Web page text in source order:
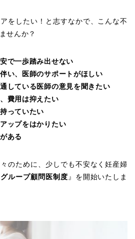
をしたい！と志すなかで、こんな不
せんか？
で一歩踏み出せない
い、医師のサポートがほしい
している医師の意見を聞きたい
費用は抑えたい
っていたい
ップをはかりたい
ある
のために、少しでも不安なく妊産婦
グループ顧問医制度』を開始いたしま